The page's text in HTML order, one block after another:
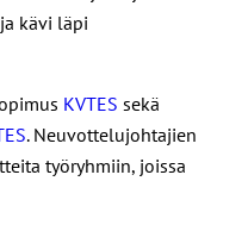
kävi läpi
KVTES sekä
. Neuvottelujohtajien
työryhmiin, joissa